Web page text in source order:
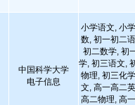
中国科学大学
电子信息
小学语文, 小
数, 初一初二
初二数学, 初
学, 初三语文,
物理, 初三化
文, 高一高二
高二物理, 高